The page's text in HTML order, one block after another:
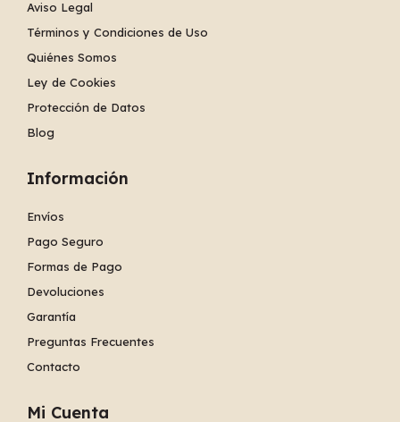
Aviso Legal
Términos y Condiciones de Uso
Quiénes Somos
Ley de Cookies
Protección de Datos
Blog
Información
Envíos
Pago Seguro
Formas de Pago
Devoluciones
Garantía
Preguntas Frecuentes
Contacto
Mi Cuenta